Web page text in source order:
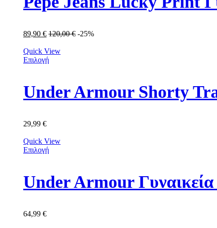
89,90 € 120,00€ -25%
Quick View
Επιλογή
Under Armour Shorty
29,99 €
Quick View
Επιλογή
Under Armour
64,99 €